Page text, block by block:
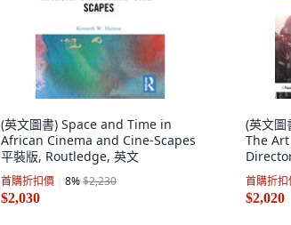
(英文圖書) Space and Time in
African Cinema and Cine-Scapes
平裝版, Routledge, 英文
首購折扣價 8%$2,230
$2,030
(英文
The
首購折扣
$2,020